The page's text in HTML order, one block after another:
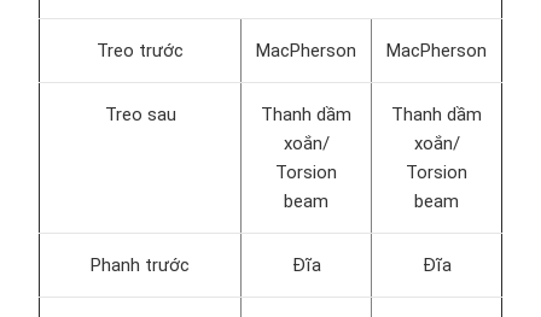
Treo trước MacPherson MacPherson
Treo sau
Thanh dầm
xoắn/
Torsion
beam
Thanh dầm
xoắn/
Torsion
beam
Phanh trước Đĩa Đĩa